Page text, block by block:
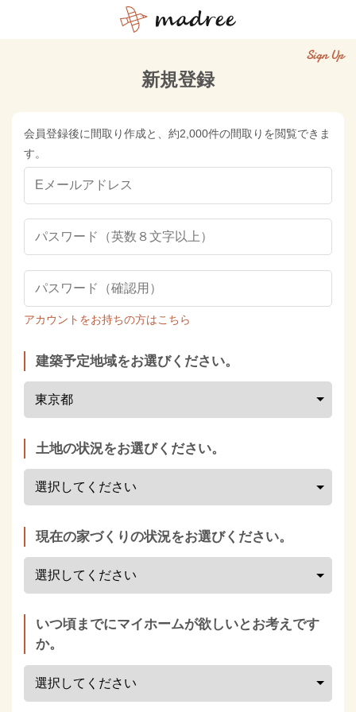
Sign Up
新規登録
会員登録後に間取り作成と、約2,000件の間取りを閲覧できま
す。
アカウントをお持ちの方はこちら
建築予定地域をお選びください。
土地の状況をお選びください。
現在の家づくりの状況をお選びください。
いつ頃までにマイホームが欲しいとお考えです
か。